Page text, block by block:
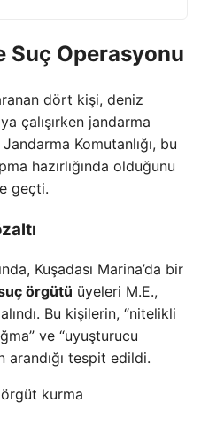
Suç Operasyonu
dört kişi, deniz
çalışırken jandarma
Komutanlığı, bu
hazırlığında olduğunu
geçti.
Kuşadası Marina’da bir
örgütü üyeleri M.E.,
Bu kişilerin, “nitelikli
ve “uyuşturucu
tespit edildi.
kurma